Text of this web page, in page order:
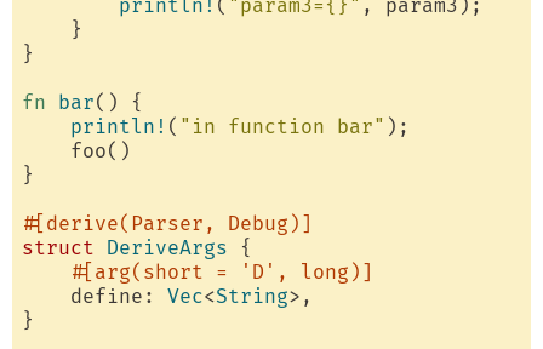
println! ( "param3={}" , param3);
    }
}
fn bar() {
println! ( "in function bar" );
    foo()
}
#[derive(Parser, Debug)]
struct DeriveArgs {
#[arg(short = 'D', long)]
    define:
Vec<String>,
}